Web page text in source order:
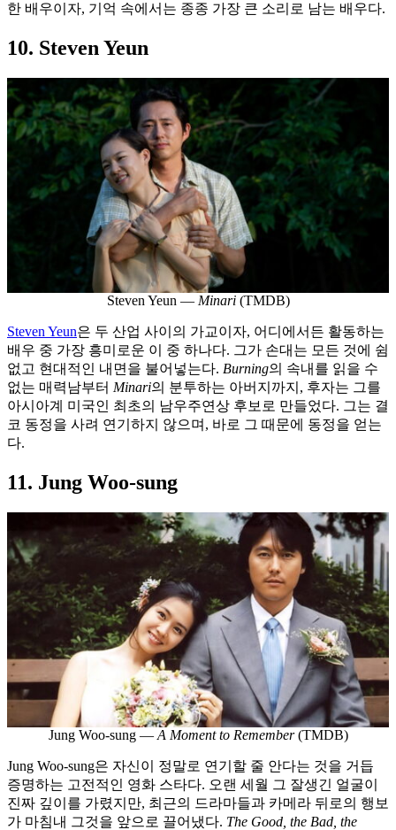
한 배우이자, 기억 속에서는 종종 가장 큰 소리로 남는 배우다.
10. Steven Yeun
Steven Yeun — Minari(TMDB)
Steven Yeun은 두 산업 사이의 가교이자, 어디에서든 활동하는
배우 중 가장 흥미로운 이 중 하나다. 그가 손대는 모든 것에 쉼
없고 현대적인 내면을 불어넣는다. Burning의 속내를 읽을 수
없는 매력남부터 Minari의 분투하는 아버지까지, 후자는 그를
아시아계 미국인 최초의 남우주연상 후보로 만들었다. 그는 결
코 동정을 사려 연기하지 않으며, 바로 그 때문에 동정을 얻는
다.
11. Jung Woo-sung
Jung Woo-sung — A Moment to Remember(TMDB)
Jung Woo-sung은 자신이 정말로 연기할 줄 안다는 것을 거듭
증명하는 고전적인 영화 스타다. 오랜 세월 그 잘생긴 얼굴이
진짜 깊이를 가렸지만, 최근의 드라마들과 카메라 뒤로의 행보
가 마침내 그것을 앞으로 끌어냈다. The Good, the Bad, the